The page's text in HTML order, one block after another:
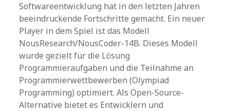
Softwareentwicklung hat in den letzten Jahren
beeindruckende Fortschritte gemacht. Ein neuer
Player in dem Spiel ist das Modell
NousResearch/NousCoder-14B. Dieses Modell
wurde gezielt für die Lösung
Programmieraufgaben und die Teilnahme an
Programmierwettbewerben (Olympiad
Programming) optimiert. Als Open-Source-
Alternative bietet es Entwicklern und